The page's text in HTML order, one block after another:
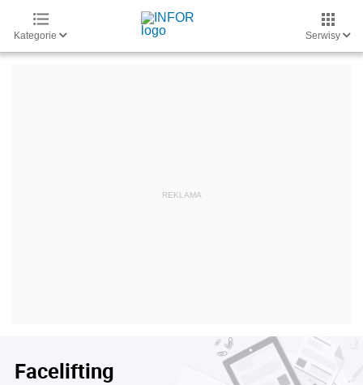
Kategorie Serwisy
Facelifting